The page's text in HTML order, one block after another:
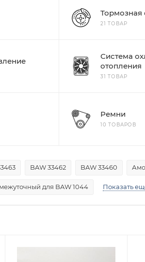
Тормозная
21 ТОВАР
Система
отопления
31 ТОВАР
Ремни
10 ТОВАРОВ
BAW 33462 BAW 33460
для BAW 1044 Показать